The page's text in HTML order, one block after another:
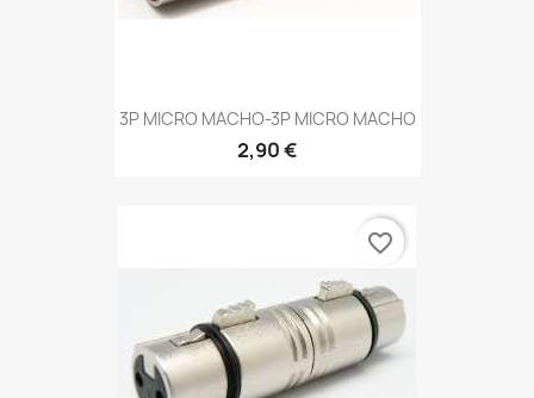
3P MICRO MACHO-3P MICRO MACHO
2,90 €
favorite_border